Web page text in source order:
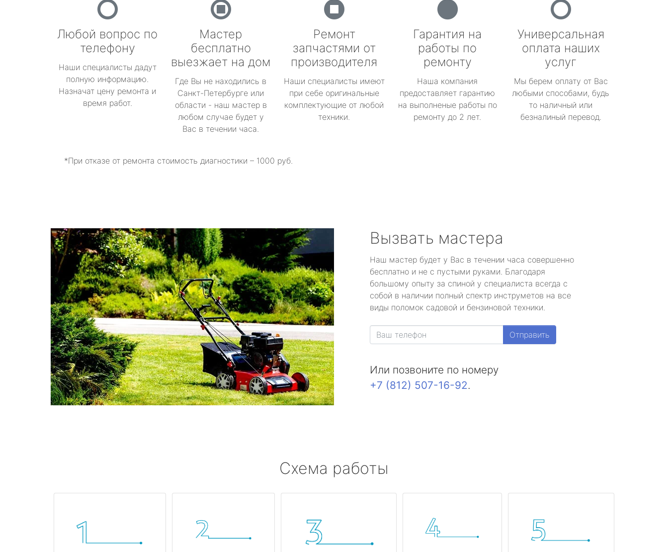
Любой вопрос по
телефону
Наши специалисты дадут
полную информацию.
Назначат цену ремонта и
время работ.
Мастер
бесплатно
выезжает на дом
Где Вы не находились в
Санкт-Петербурге или
области - наш мастер в
любом случае будет у
Вас в течении часа.
Ремонт
запчастями от
производителя
Наши специалисты имеют
при себе оригинальные
комплектующие от любой
техники.
Гарантия на
работы по
ремонту
Наша компания
предоставляет гарантию
на выполненые работы по
ремонту до 2 лет.
Универсальная
оплата наших
услуг
Мы берем оплату от Вас
любыми способами, будь
то наличный или
безналиный перевод.
*При отказе от ремонта стоимость диагностики – 1000 руб.
Вызвать мастера
Наш мастер будет у Вас в течении часа совершенно
бесплатно и не с пустыми руками. Благодаря
большому опыту за спиной у специалиста всегда с
собой в наличии полный спектр инструметов на все
виды поломок садовой и бензиновой техники.
Отправить
Или позвоните по номеру
+7 (812) 507-16-92.
Схема работы